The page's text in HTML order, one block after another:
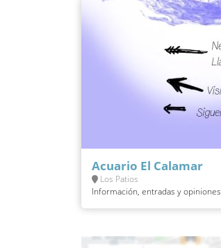
Acuario El Calamar
Los Patios
Información, entradas y opiniones